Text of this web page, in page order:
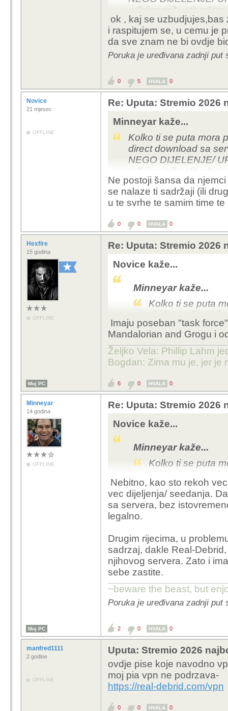
odbijas prihvatit
kroz vise tema, onda
Naporan si vise bogu
ok , kaj se uzbudjujes,bas
i raspitujem se, u cemu je
da sve znam ne bi ovdje
Poruka je uređivana zadnji put
0 5 HVALA 0
Novice
21 mjesec
OFFLINE
Re: Uputa: Stremio 2026
Minneyar kaže...
Kolko ti se puta mora
direct download sa
NEGO DIJELENJE/
odbijas prihvatit
kroz vise tema, onda
Naporan si vise bogu
Ne postoji šansa da
se nalaze ti sadržaji (ili
u te svrhe te samim time
0 0 HVALA 0
Hexfire
15 godina
OFFLINE
Re: Uputa: Stremio 2026
Novice kaže...
Minneyar kaže...
Kolko ti se puta
skidanje direct
DOWNLOAD
P2P. Posto ocito
znam kolko
na neki njemacki
Ne postoji šansa da
adresa gdje se
znaju da se koristi u
time?
Imaju poseban "task
Mandalorian and Grogu i
Željko Vela: Phillip Lahm
Bogdan: Zima mu je, jer je
Moj PC 6 0 HVALA 0
Minneyar
14 godina
OFFLINE
Re: Uputa: Stremio 2026
Novice kaže...
Minneyar kaže...
Kolko ti se puta
skidanje direct
DOWNLOAD
P2P. Posto ocito
znam kolko
Ne postoji šansa da
adresa gdje se
znaju da se koristi u
time?
Nebitno, kao sto rekoh
vec dijeljenja/ seedanja.
sa servera, bez
legalno.
Drugim rijecima, u
sadrzaj, dakle Real-
njihovog servera. Zato i
sebe zastite.
~beware the beast, but
Poruka je uređivana zadnji put
Moj PC 2 0 HVALA 0
manfred1111
2 godine
OFFLINE
Uputa: Stremio 2026
ovdje pise koje navodno
moj pia vpn ne podrzava-
https://real-debrid.com/vpn
0 0 HVALA 0